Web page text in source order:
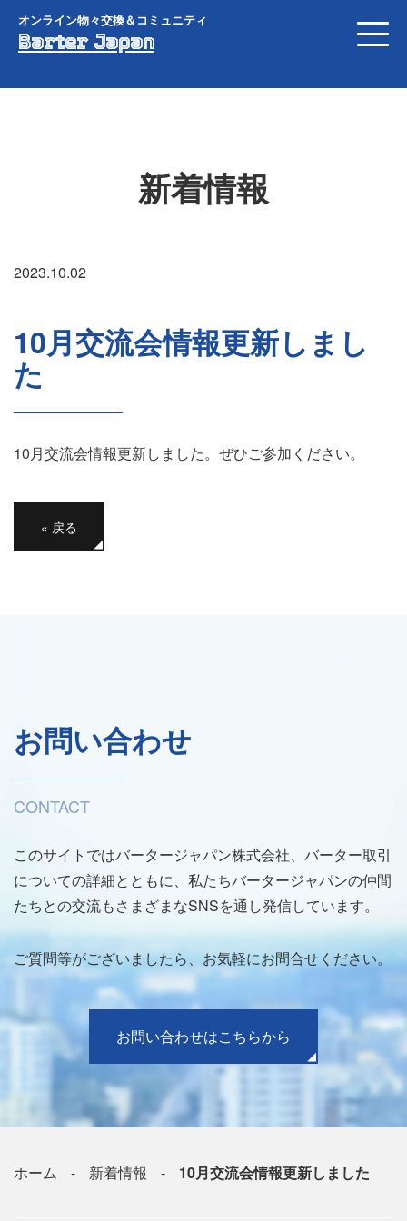
オンライン物々交換＆コミュニティ
Barter Japan
新着情報
2023.10.02
10月交流会情報更新しまし
た
10月交流会情報更新しました。ぜひご参加ください。
« 戻る
お問い合わせ
CONTACT
このサイトではバータージャパン株式会社、バーター取引
についての詳細とともに、私たちバータージャパンの仲間
たちとの交流もさまざまなSNSを通し発信しています。
ご質問等がございましたら、お気軽にお問合せください。
お問い合わせはこちらから
ホーム 新着情報 10月交流会情報更新しました